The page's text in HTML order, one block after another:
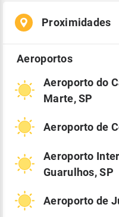
Proximidades
Aeroporto do
Marte, SP
Aeroporto de
Aeroporto
Guarulhos, SP
Aeroporto de